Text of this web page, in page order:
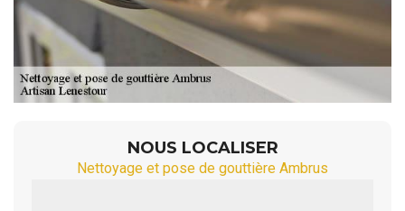
NOUS LOCALISER
Nettoyage et pose de gouttière Ambrus